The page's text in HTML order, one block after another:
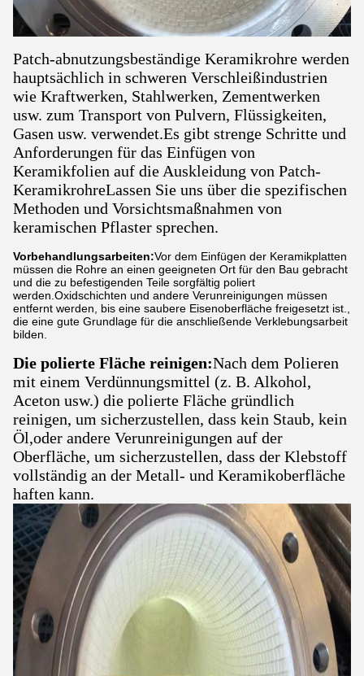
Patch-abnutzungsbeständige Keramikrohre werden
hauptsächlich in schweren Verschleißindustrien
wie Kraftwerken, Stahlwerken, Zementwerken
usw. zum Transport von Pulvern, Flüssigkeiten,
Gasen usw. verwendet.Es gibt strenge Schritte und
Anforderungen für das Einfügen von
Keramikfolien auf die Auskleidung von Patch-
KeramikrohreLassen Sie uns über die spezifischen
Methoden und Vorsichtsmaßnahmen von
keramischen Pflaster sprechen.
Vorbehandlungsarbeiten:Vor dem Einfügen der Keramikplatten
müssen die Rohre an einen geeigneten Ort für den Bau gebracht
und die zu befestigenden Teile sorgfältig poliert
werden.Oxidschichten und andere Verunreinigungen müssen
entfernt werden, bis eine saubere Eisenoberfläche freigesetzt ist.,
die eine gute Grundlage für die anschließende Verklebungsarbeit
bilden.
Die polierte Fläche reinigen:Nach dem Polieren
mit einem Verdünnungsmittel (z. B. Alkohol,
Aceton usw.) die polierte Fläche gründlich
reinigen, um sicherzustellen, dass kein Staub, kein
Öl,oder andere Verunreinigungen auf der
Oberfläche, um sicherzustellen, dass der Klebstoff
vollständig an der Metall- und Keramikoberfläche
haften kann.